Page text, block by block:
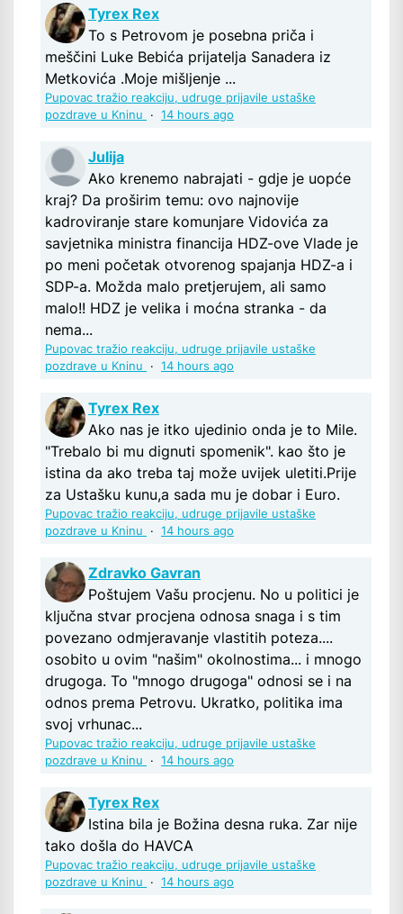
Tyrex Rex
To s Petrovom je posebna priča i
meščini Luke Bebića prijatelja Sanadera iz
Metkovića .Moje mišljenje ...
Pupovac tražio reakciju, udruge prijavile ustaške
pozdrave u Kninu
· 14 hours ago
Julija
Ako krenemo nabrajati - gdje je uopće
kraj? Da proširim temu: ovo najnovije
kadroviranje stare komunjare Vidovića za
savjetnika ministra financija HDZ-ove Vlade je
po meni početak otvorenog spajanja HDZ-a i
SDP-a. Možda malo pretjerujem, ali samo
malo!! HDZ je velika i moćna stranka - da
nema...
Pupovac tražio reakciju, udruge prijavile ustaške
pozdrave u Kninu
· 14 hours ago
Tyrex Rex
Ako nas je itko ujedinio onda je to Mile.
"Trebalo bi mu dignuti spomenik". kao što je
istina da ako treba taj može uvijek uletiti.Prije
za Ustašku kunu,a sada mu je dobar i Euro.
Pupovac tražio reakciju, udruge prijavile ustaške
pozdrave u Kninu
· 14 hours ago
Zdravko Gavran
Poštujem Vašu procjenu. No u politici je
ključna stvar procjena odnosa snaga i s tim
povezano odmjeravanje vlastitih poteza....
osobito u ovim "našim" okolnostima... i mnogo
drugoga. To "mnogo drugoga" odnosi se i na
odnos prema Petrovu. Ukratko, politika ima
svoj vrhunac...
Pupovac tražio reakciju, udruge prijavile ustaške
pozdrave u Kninu
· 14 hours ago
Tyrex Rex
Istina bila je Božina desna ruka. Zar nije
tako došla do HAVCA
Pupovac tražio reakciju, udruge prijavile ustaške
pozdrave u Kninu
· 14 hours ago